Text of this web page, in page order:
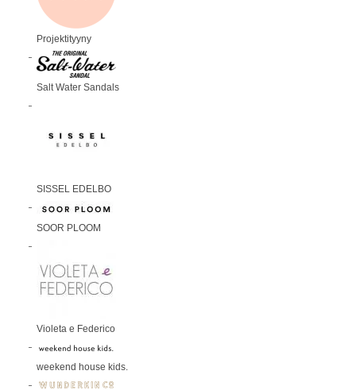
Projektityyny
Salt Water Sandals
SISSEL EDELBO
SOOR PLOOM
Violeta e Federico
weekend house kids.